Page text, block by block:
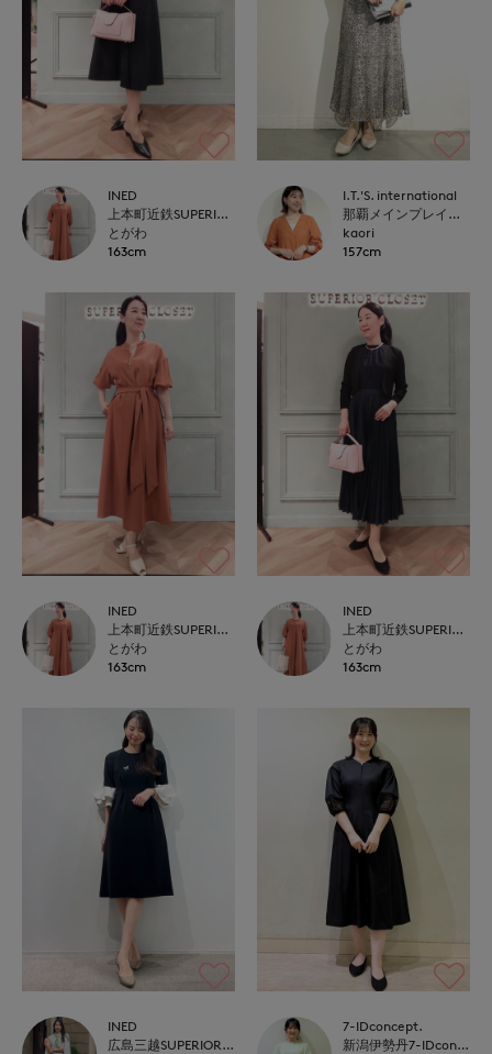
INED
上本町近鉄SUPERIORCLOSET
とがわ
163cm
I.T.'S. international
那覇メインプレイスI.T.'S.international
kaori
157cm
INED
上本町近鉄SUPERIORCLOSET
とがわ
163cm
INED
上本町近鉄SUPERIORCLOSET
とがわ
163cm
INED
広島三越SUPERIORCLOSET
7-IDconcept.
新潟伊勢丹7-IDconcept.